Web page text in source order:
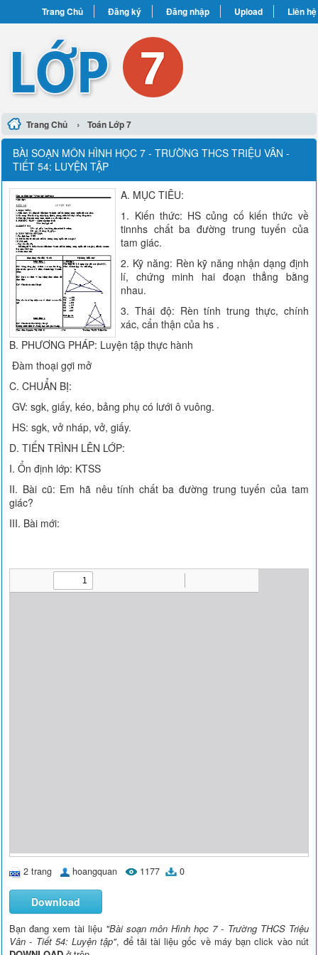
Trang Chủ Đăng ký Đăng nhập Upload Liên hệ
Trang Chủ › Toán Lớp 7
BÀI SOẠN MÔN HÌNH HỌC 7 - TRƯỜNG THCS TRIỆU VÂN -
TIẾT 54: LUYỆN TẬP
A. MỤC TIÊU:
1. Kiến thức: HS củng cố kiến thức về
tinnhs chất ba đường trung tuyến của
tam giác.
2. Kỹ năng: Rèn kỹ năng nhận dạng định
lí, chứng minh hai đoạn thẳng bằng
nhau.
3. Thái độ: Rèn tính trung thực, chính
xác, cẩn thận của hs .
B. PHƯƠNG PHÁP: Luyện tập thực hành
Đàm thoại gợi mở
C. CHUẨN BỊ:
GV: sgk, giấy, kéo, bảng phụ có lưới ô vuông.
HS: sgk, vở nháp, vở, giấy.
D. TIẾN TRÌNH LÊN LỚP:
I. Ổn định lớp: KTSS
II. Bài cũ: Em hã nêu tính chất ba đường trung tuyến của tam
giác?
III. Bài mới:
2 trang hoangquan 1177 0
Download
Bạn đang xem tài liệu "Bài soạn môn Hình học 7 - Trường THCS Triệu
Vân - Tiết 54: Luyện tập", để tải tài liệu gốc về máy bạn click vào nút